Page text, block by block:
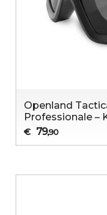
Openland
Professionale –
€ 79,90